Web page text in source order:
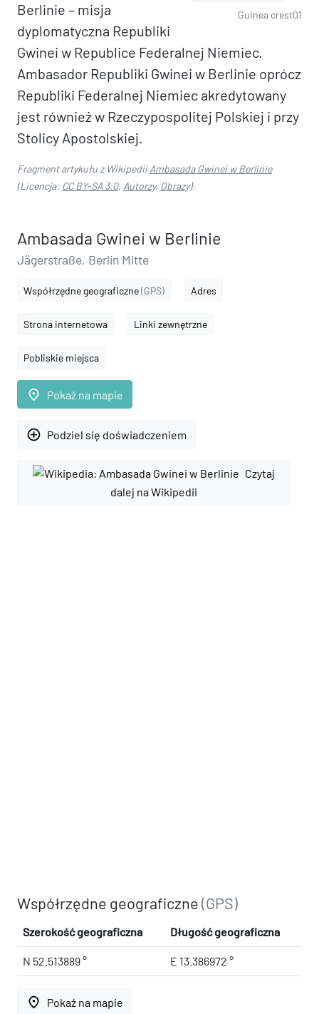
Guinea crest01
Berlinie – misja
dyplomatyczna Republiki
Gwinei w Republice Federalnej Niemiec.
Ambasador Republiki Gwinei w Berlinie oprócz
Republiki Federalnej Niemiec akredytowany
jest również w Rzeczypospolitej Polskiej i przy
Stolicy Apostolskiej.
Fragment artykułu z WikipediiAmbasada Gwinei w Berlinie
(Licencja: CC BY-SA 3.0, Autorzy, Obrazy).
Ambasada Gwinei w Berlinie
Jägerstraße, Berlin Mitte
Współrzędne geograficzne(GPS) Adres
Strona internetowa Linki zewnętrzne
Pobliskie miejsca
place Pokaż na mapie
add_circle_outline Podziel się doświadczeniem
Czytaj
dalej na Wikipedii
Współrzędne geograficzne(GPS)
Szerokość geograficzna Długość geograficzna
N 52.513889 ° E 13.386972 °
place Pokaż na mapie